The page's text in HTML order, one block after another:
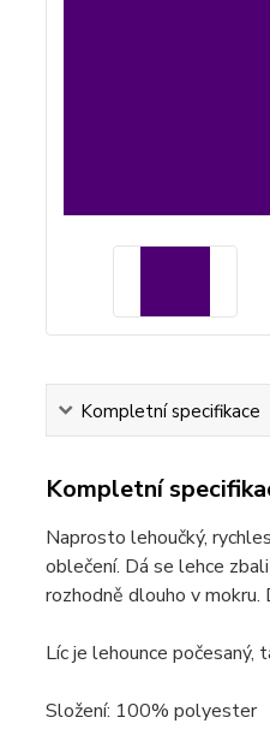
Kompletní specifikace
Kompletní
Naprosto lehoučký,
oblečení. Dá se lehce
rozhodně dlouho v
Líc je lehounce počesaný,
Složení: 100% polyester